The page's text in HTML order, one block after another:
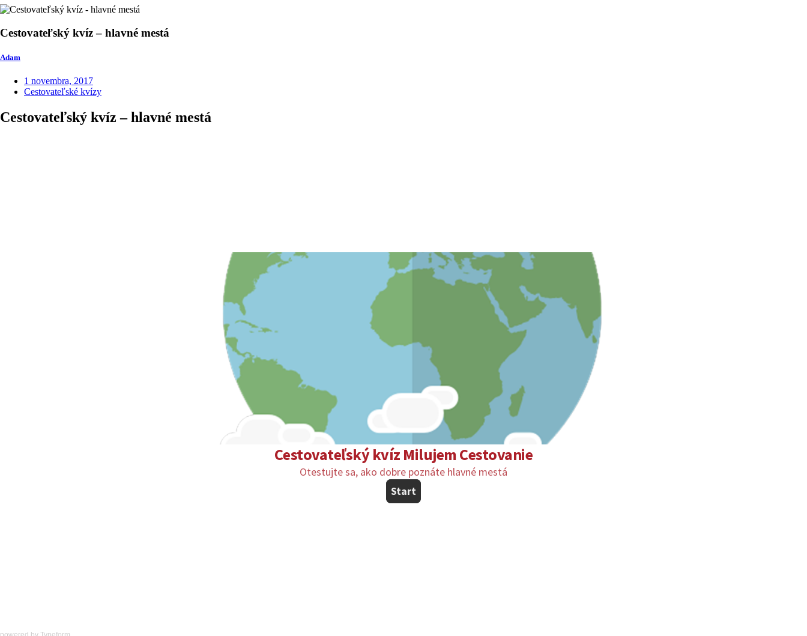
Cestovateľský kvíz – hlavné mestá
Adam
1 novembra, 2017
Cestovateľské kvízy
Cestovateľský kvíz – hlavné mestá